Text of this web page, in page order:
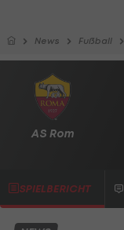
News Fußball
AS Rom
SPIELBERICHT